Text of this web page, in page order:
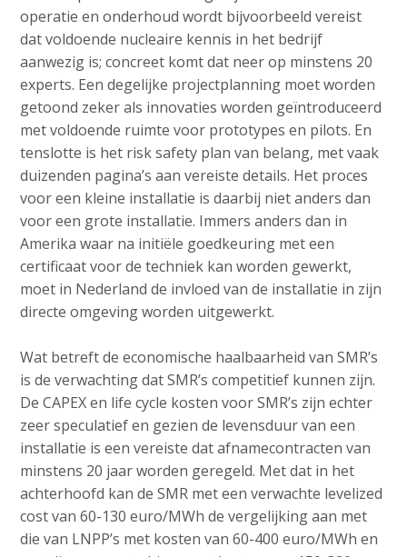
operatie en onderhoud wordt bijvoorbeeld vereist
dat voldoende nucleaire kennis in het bedrijf
aanwezig is; concreet komt dat neer op minstens 20
experts. Een degelijke projectplanning moet worden
getoond zeker als innovaties worden geïntroduceerd
met voldoende ruimte voor prototypes en pilots. En
tenslotte is het risk safety plan van belang, met vaak
duizenden pagina’s aan vereiste details. Het proces
voor een kleine installatie is daarbij niet anders dan
voor een grote installatie. Immers anders dan in
Amerika waar na initiële goedkeuring met een
certificaat voor de techniek kan worden gewerkt,
moet in Nederland de invloed van de installatie in zijn
directe omgeving worden uitgewerkt.
Wat betreft de economische haalbaarheid van SMR’s
is de verwachting dat SMR’s competitief kunnen zijn.
De CAPEX en life cycle kosten voor SMR’s zijn echter
zeer speculatief en gezien de levensduur van een
installatie is een vereiste dat afnamecontracten van
minstens 20 jaar worden geregeld. Met dat in het
achterhoofd kan de SMR met een verwachte levelized
cost van 60-130 euro/MWh de vergelijking aan met
die van LNPP’s met kosten van 60-400 euro/MWh en